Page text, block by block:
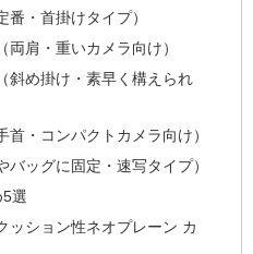
・首掛けタイプ）
肩・重いカメラ向け）
斜め掛け・素早く構えられ
・コンパクトカメラ向け）
ッグに固定・速写タイプ）
選
ッション性ネオプレーン カ